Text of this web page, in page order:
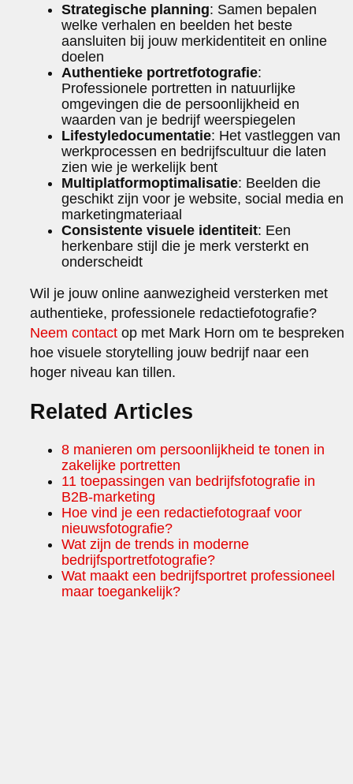
Strategische planning: Samen bepalen
welke verhalen en beelden het beste
aansluiten bij jouw merkidentiteit en online
doelen
Authentieke portretfotografie:
Professionele portretten in natuurlijke
omgevingen die de persoonlijkheid en
waarden van je bedrijf weerspiegelen
Lifestyledocumentatie: Het vastleggen van
werkprocessen en bedrijfscultuur die laten
zien wie je werkelijk bent
Multiplatformoptimalisatie: Beelden die
geschikt zijn voor je website, social media en
marketingmateriaal
Consistente visuele identiteit: Een
herkenbare stijl die je merk versterkt en
onderscheidt
Wil je jouw online aanwezigheid versterken met
authentieke, professionele redactiefotografie?
Neem contact op met Mark Horn om te bespreken
hoe visuele storytelling jouw bedrijf naar een
hoger niveau kan tillen.
Related Articles
8 manieren om persoonlijkheid te tonen in
zakelijke portretten
11 toepassingen van bedrijfsfotografie in
B2B-marketing
Hoe vind je een redactiefotograaf voor
nieuwsfotografie?
Wat zijn de trends in moderne
bedrijfsportretfotografie?
Wat maakt een bedrijfsportret professioneel
maar toegankelijk?